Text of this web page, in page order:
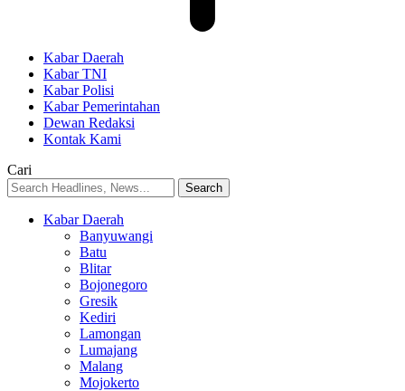
Kabar Daerah
Kabar TNI
Kabar Polisi
Kabar Pemerintahan
Dewan Redaksi
Kontak Kami
Cari
Kabar Daerah
Banyuwangi
Batu
Blitar
Bojonegoro
Gresik
Kediri
Lamongan
Lumajang
Malang
Mojokerto